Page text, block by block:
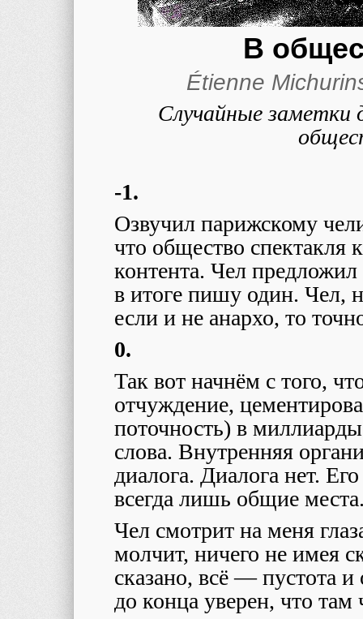
В
Étienne
Случайные заметки
-1.
Озвучил парижскому
что общество спектакля
контента. Чел предложил
в итоге пишу один. Чел,
если и не анархо, то
0.
Так вот начнём с того,
отчуждение,
поточность) в
слова. Внутренняя
диалога. Диалога нет.
всегда лишь общие
Чел смотрит на меня
молчит, ничего не имея
сказано, всё — пустота
до конца уверен, что там